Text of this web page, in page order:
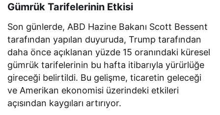
Gümrük Tarifelerinin Etkisi
Son günlerde, ABD Hazine Bakanı Scott Bessent
tarafından yapılan duyuruda, Trump tarafından
daha önce açıklanan yüzde 15 oranındaki küresel
gümrük tarifelerinin bu hafta itibarıyla yürürlüğe
gireceği belirtildi. Bu gelişme, ticaretin geleceği
ve Amerikan ekonomisi üzerindeki etkileri
açısından kaygıları artırıyor.